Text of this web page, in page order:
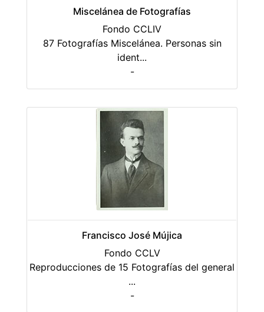
Miscelánea de Fotografías
Fondo CCLIV
87 Fotografías Miscelánea. Personas sin
ident...
-
Francisco José Mújica
Fondo CCLV
Reproducciones de 15 Fotografías del general
...
-